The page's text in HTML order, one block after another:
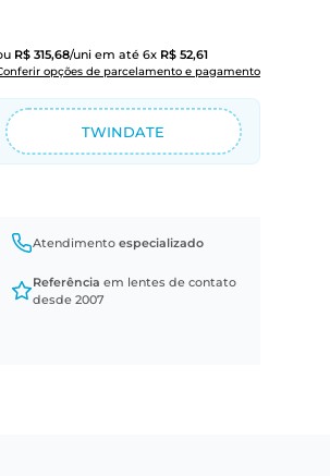
R$ 315,68/uni em até 6x R$ 52,61
opções de parcelamento e pagamento
TWINDATE
Atendimentoespecializado
Referência em lentes de contato
desde 2007